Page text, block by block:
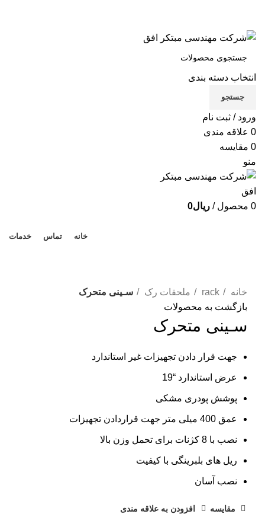
انتخاب دسته بندی
جستجو
ورود / ثبت نام
0 علاقه مندی
0 مقایسه
منو
0 محصول / ریال0
خانه تماس خدمات
خانه
rack ملحقات رک
سـینی متحرک
بازگشت به محصولات
سـینی متحرک
جهت قرار دادن تجهیزات غیر استاندارد
عرض استاندارد “19
پوشش پودری مشکی
عمق 400 میلی متر جهت قراردادن تجهیزات
نصب با 8 کژنات برای تحمل وزن بالا
ریل های بلبرینگی با کیفیت
نصب آسان
مقایسه افزودن به علاقه مندی